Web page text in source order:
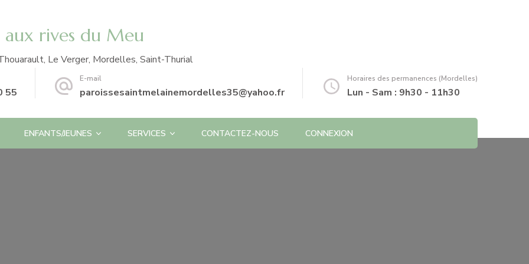
aux rives du Meu
Le Verger, Mordelles, Saint-Thurial
55
E-mail
paroissesaintmelainemordelles35@yahoo.fr
Horaires des permanences (Mordelles)
Lun - Sam : 9h30 - 11h30
ENFANTS/JEUNES SERVICES CONTACTEZ-NOUS CONNEXION